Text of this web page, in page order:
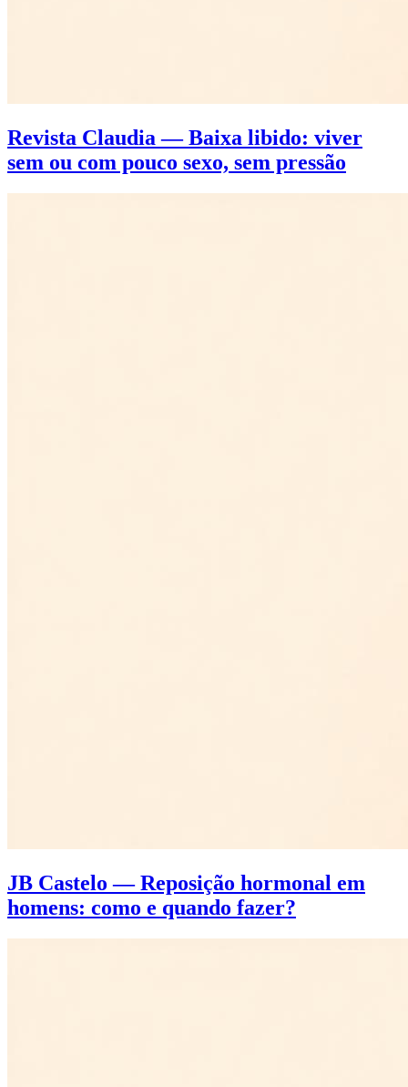
Revista Claudia — Baixa libido: viver
sem ou com pouco sexo, sem pressão
JB Castelo — Reposição hormonal em
homens: como e quando fazer?